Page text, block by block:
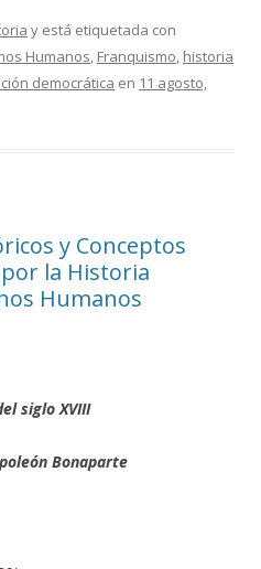
y está etiquetada con
Humanos, Franquismo, historia
democrática en 11 agosto,
y Conceptos
la Historia
Humanos
siglo XVIII
Bonaparte